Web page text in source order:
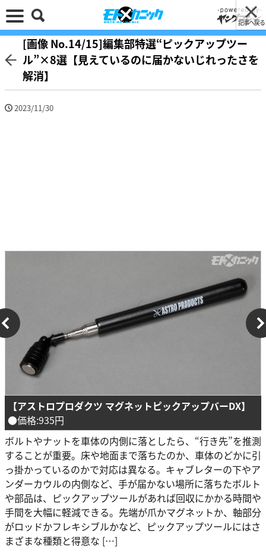
記事へ戻る
[画像 No.14/15]編集部特選“ピックアップツー
ル”×8選【見えているのに届かないじれったさを
解消】
2023/11/30
【アストロプロダクツ マグネットピックアップバーDX】
●価格:935円
ボルトやナットを車体の内側に落としたら、“行き先”を推測
することが重要。床や地面まで落ちたのか、車体のどかに引
っ掛かっているのかで対応は異なる。キャブレターの下やア
ンダーカウルの内側など、手が届かない場所に落ちたボルト
や部品は、ピックアップツールがあれば回収にかかる時間や
手間を大幅に軽減できる。先端が爪かマグネットか、軸部分
がロッドかフレキシブルかなど、ピックアップツールにはさ
まざまな種類と得意な […]